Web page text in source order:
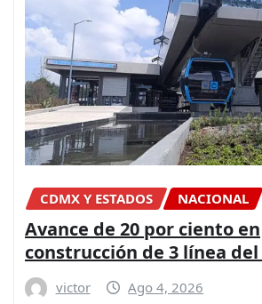
CDMX Y ESTADOS NACIONAL
Avance de 20 por ciento en
construcción de 3 línea
victor Ago 4, 2026